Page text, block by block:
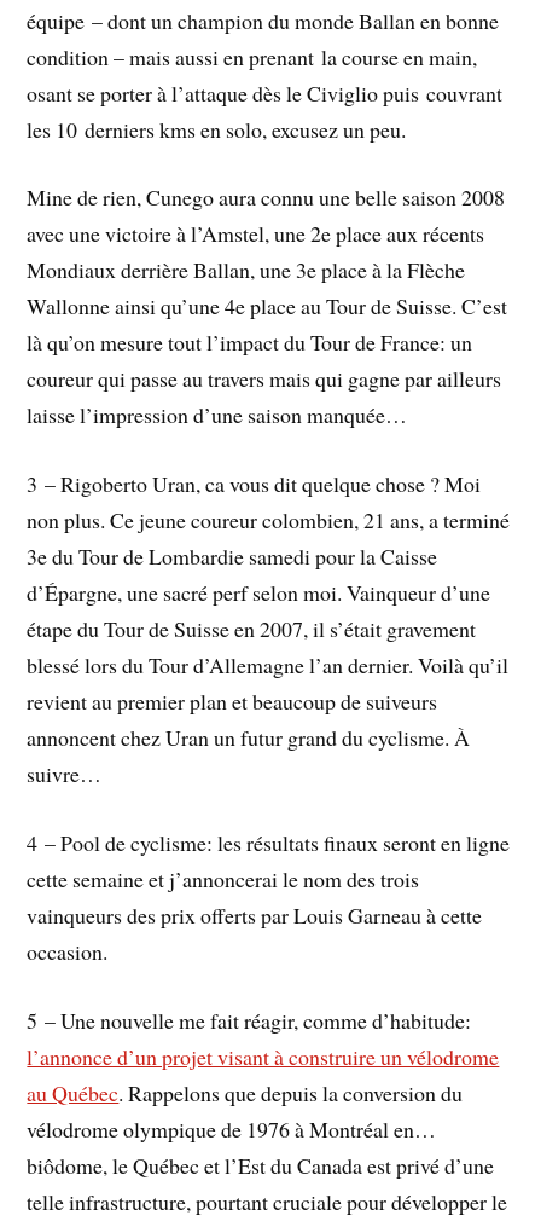
équipe – dont un champion du monde Ballan en bonne
condition – mais aussi en prenant la course en main,
osant se porter à l’attaque dès le Civiglio puis couvrant
les 10 derniers kms en solo, excusez un peu.
Mine de rien, Cunego aura connu une belle saison 2008
avec une victoire à l’Amstel, une 2e place aux récents
Mondiaux derrière Ballan, une 3e place à la Flèche
Wallonne ainsi qu’une 4e place au Tour de Suisse. C’est
là qu’on mesure tout l’impact du Tour de France: un
coureur qui passe au travers mais qui gagne par ailleurs
laisse l’impression d’une saison manquée…
3 – Rigoberto Uran, ca vous dit quelque chose ? Moi
non plus. Ce jeune coureur colombien, 21 ans, a terminé
3e du Tour de Lombardie samedi pour la Caisse
d’Épargne, une sacré perf selon moi. Vainqueur d’une
étape du Tour de Suisse en 2007, il s’était gravement
blessé lors du Tour d’Allemagne l’an dernier. Voilà qu’il
revient au premier plan et beaucoup de suiveurs
annoncent chez Uran un futur grand du cyclisme. À
suivre…
4 – Pool de cyclisme: les résultats finaux seront en ligne
cette semaine et j’annoncerai le nom des trois
vainqueurs des prix offerts par Louis Garneau à cette
occasion.
5 – Une nouvelle me fait réagir, comme d’habitude:
l’annonce d’un projet visant à construire un vélodrome
au Québec. Rappelons que depuis la conversion du
vélodrome olympique de 1976 à Montréal en…
biôdome, le Québec et l’Est du Canada est privé d’une
telle infrastructure, pourtant cruciale pour développer le